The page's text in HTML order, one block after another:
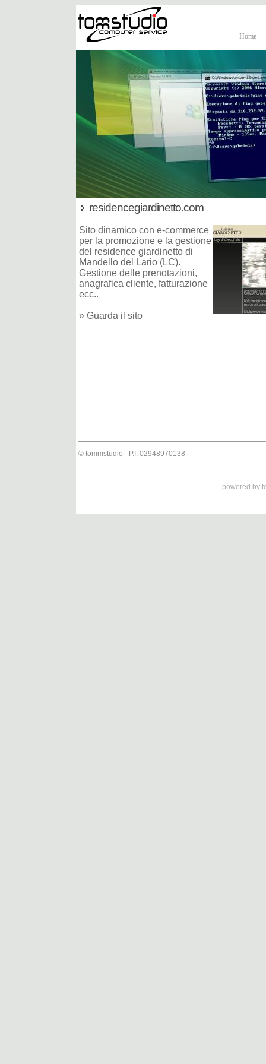
Home
residencegiardinetto.com
Sito dinamico con e-commerce
per la promozione e la gestione
del residence giardinetto di
Mandello del Lario (LC).
Gestione delle prenotazioni,
anagrafica cliente, fatturazione
ecc..
» Guarda il sito
© tommstudio - P.I. 02948970138
powered by